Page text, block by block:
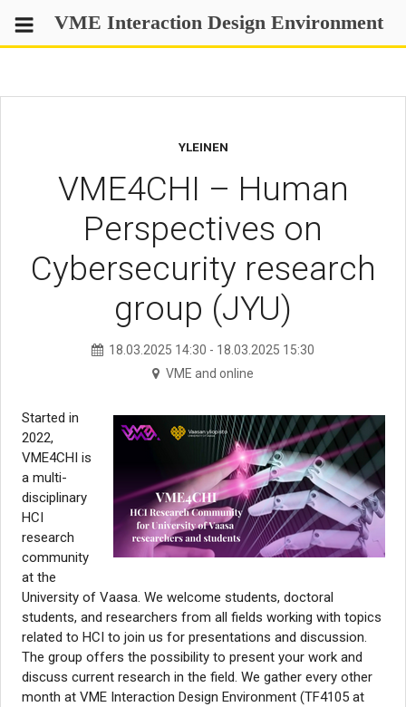
Skip
to
content
VME Interaction Design Environment
YLEINEN
VME4CHI – Human
Perspectives on
Cybersecurity research
group (JYU)
18.03.2025 14:30 - 18.03.2025 15:30
VME and online
Started in
2022,
VME4CHI is
a multi-
disciplinary
HCI
research
community
at the
University of Vaasa. We welcome students, doctoral
students, and researchers from all fields working with topics
related to HCI to join us for presentations and discussion.
The group offers the possibility to present your work and
discuss current research in the field. We gather every other
month at VME Interaction Design Environment (TF4105 at